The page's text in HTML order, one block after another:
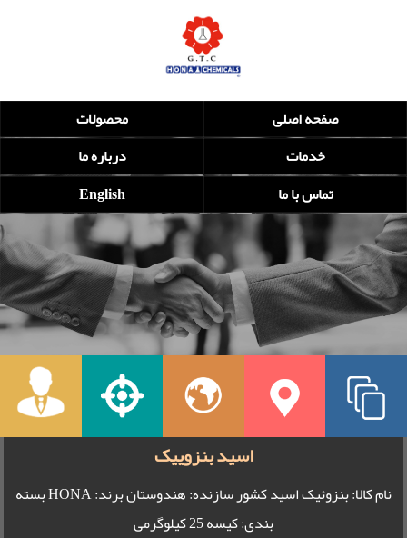
صفحه اصلی
محصولات
خدمات
درباره ما
تماس با ما
English
اسید بنزوییک
نام کالا: بنزوئیک اسید کشور سازنده: هندوستان برند: HONA بسته
بندی: کیسه 25 کیلوگرمی